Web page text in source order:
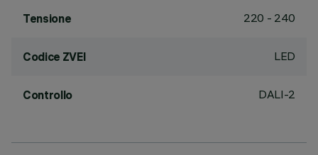
Tensione 220 - 240
Codice ZVEI LED
Controllo DALI-2